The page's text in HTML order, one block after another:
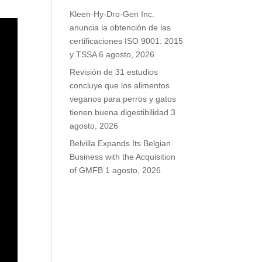
Kleen-Hy-Dro-Gen Inc.
anuncia la obtención de las
certificaciones ISO 9001: 2015
y TSSA 6 agosto, 2026
Revisión de 31 estudios
concluye que los alimentos
veganos para perros y gatos
tienen buena digestibilidad 3
agosto, 2026
Belvilla Expands Its Belgian
Business with the Acquisition
of GMFB 1 agosto, 2026